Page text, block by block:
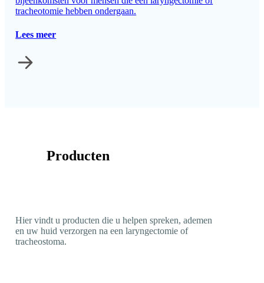
tracheotomie hebben ondergaan.
Lees meer
Producten
Hier vindt u producten die u helpen spreken, ademen
en uw huid verzorgen na een laryngectomie of
tracheostoma.